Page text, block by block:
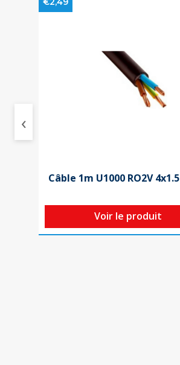
Câble 1m U1000 RO2V 4x1.5
Voir le produit
‹